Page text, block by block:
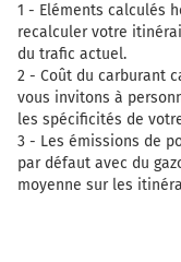
1 - Eléments calculés
recalculer votre
du trafic actuel.
2 - Coût du carburant
vous invitons à
les spécificités de
3 - Les émissions de
par défaut avec du
moyenne sur les